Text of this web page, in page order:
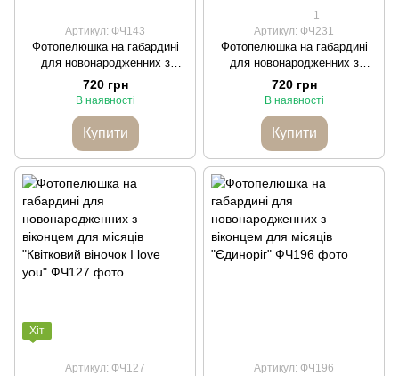
Артикул: ФЧ143
Фотопелюшка на габардині
для новонародженних з
віконцем для місяців
"Машинки на сірому фоні"
720 грн
В наявності
Купити
1
Артикул: ФЧ231
Фотопелюшка на габардині
для новонародженних з
віконцем для місяців "Весняні
квіти"
720 грн
В наявності
Купити
Хіт
Артикул: ФЧ127 Артикул: ФЧ196